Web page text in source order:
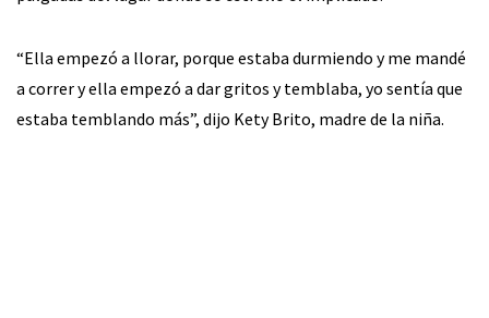
“Ella empezó a llorar, porque estaba durmiendo y me mandé
a correr y ella empezó a dar gritos y temblaba, yo sentía que
estaba temblando más”, dijo Kety Brito, madre de la niña.